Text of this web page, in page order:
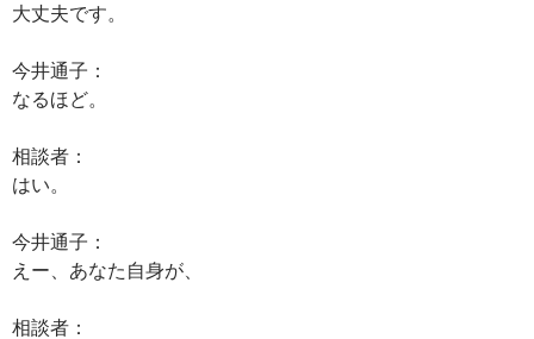
大丈夫です。
今井通子：
なるほど。
相談者：
はい。
今井通子：
えー、あなた自身が、
相談者：